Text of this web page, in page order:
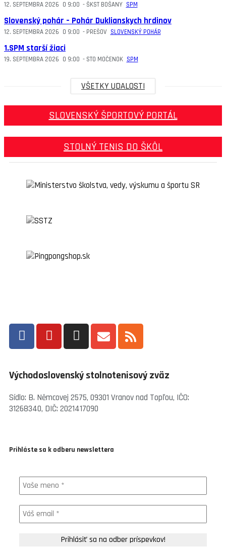
12. SEPTEMBRA 2026 O 9:00 - ŠKST BOŠANY SPM
Slovenský pohár – Pohár Duklianskych hrdinov
12. SEPTEMBRA 2026 O 9:00 - PREŠOV SLOVENSKÝ POHÁR
1.SPM starší žiaci
19. SEPTEMBRA 2026 O 9:00 - STO MOČENOK SPM
VŠETKY UDALOSTI
SLOVENSKÝ ŠPORTOVÝ PORTÁL
STOLNÝ TENIS DO ŠKÔL
Východoslovenský stolnotenisový zväz
Sídlo: B. Němcovej 2575, 09301 Vranov nad Topľou, IČO:
31268340, DIČ: 2021417090
Prihláste sa k odberu newslettera